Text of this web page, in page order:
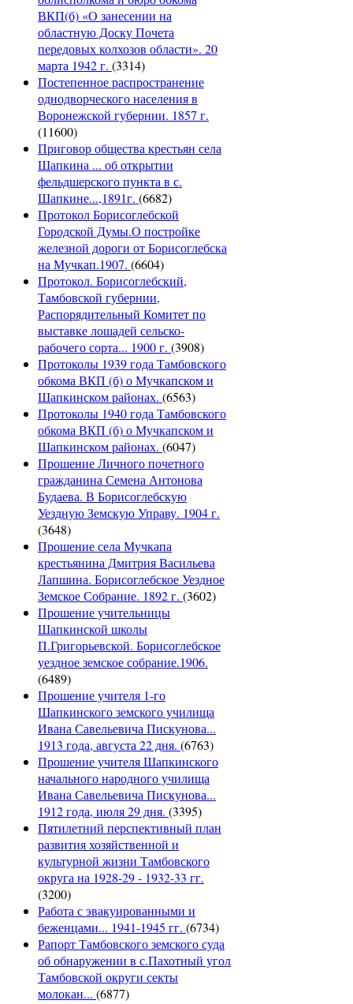
ВКП(б) «О занесении на
областную Доску Почета
передовых колхозов области». 20
марта 1942 г. (3314)
Постепенное распространение
однодворческого населения в
Воронежской губернии. 1857 г.
(11600)
Приговор общества крестьян села
Шапкина ... об открытии
фельдшерского пункта в с.
Шапкине...,1891г. (6682)
Протокол Борисоглебской
Городской Думы.О постройке
железной дороги от Борисоглебска
на Мучкап.1907. (6604)
Протокол. Борисоглебский,
Тамбовской губернии,
Распорядительный Комитет по
выставке лошадей сельско-
рабочего сорта... 1900 г. (3908)
Протоколы 1939 года Тамбовского
обкома ВКП (б) о Мучкапском и
Шапкинском районах. (6563)
Протоколы 1940 года Тамбовского
обкома ВКП (б) о Мучкапском и
Шапкинском районах. (6047)
Прошение Личного почетного
гражданина Семена Антонова
Будаева. В Борисоглебскую
Уездную Земскую Управу. 1904 г.
(3648)
Прошение села Мучкапа
крестьянина Дмитрия Васильева
Лапшина. Борисоглебское Уездное
Земское Собрание. 1892 г. (3602)
Прошение учительницы
Шапкинской школы
П.Григорьевской. Борисоглебское
уездное земское собрание.1906.
(6489)
Прошение учителя 1-го
Шапкинского земского училища
Ивана Савельевича Пискунова...
1913 года, августа 22 дня. (6763)
Прошение учителя Шапкинского
начального народного училища
Ивана Савельевича Пискунова...
1912 года, июля 29 дня. (3395)
Пятилетний перспективный план
развития хозяйственной и
культурной жизни Тамбовского
округа на 1928-29 - 1932-33 гг.
(3200)
Работа с эвакуированными и
беженцами... 1941-1945 гг. (6734)
Рапорт Тамбовского земского суда
об обнаружении в с.Пахотный угол
Тамбовской округи секты
молокан... (6877)